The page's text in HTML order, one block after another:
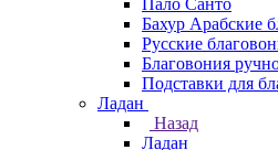
Пало Санто
Бахур Арабские
Русские
Благовония
Подставки для
Ладан
Назад
Ладан